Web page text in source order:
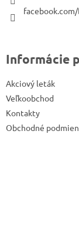
Informácie
Akciový leták
Veľkoobchod
Kontakty
Obchodné